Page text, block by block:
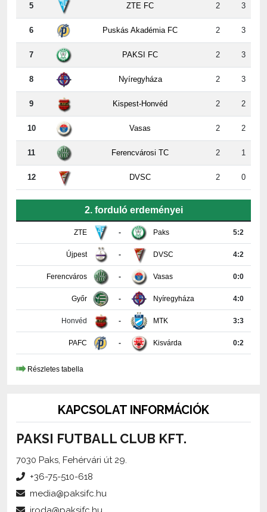
6 Puskás Akadémia FC 2 3
7 PAKSI FC 2 3
8 Nyíregyháza 2 3
9 Kispest-Honvéd 2 2
10 Vasas 2 2
11 Ferencvárosi TC 2 1
12 DVSC 2 0
ZTE - Paks
Újpest DVSC 4:2
Ferencváros Vasas 0:0
Győr Nyíregyháza 4:0
Honvéd MTK 3:3
PAFC Kisvárda 0:2
Részletes tabella
PAKSI FUTBALL CLUB KFT.
7030 Paks, Fehérvári út 29.